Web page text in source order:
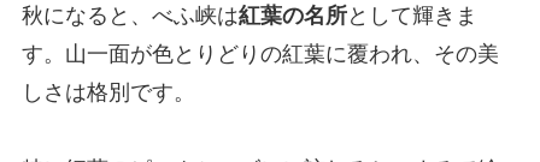
秋になると、べふ峡は紅葉の名所として輝きま
す。山一面が色とりどりの紅葉に覆われ、その美
しさは格別です。